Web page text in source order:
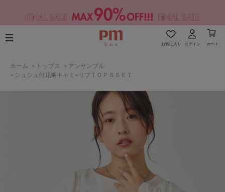
お気に入り ログイン カート
ホーム > トップス > アンサンブル
> シュシュ付花柄キャミ×リブＴＯＰＳＳＥＴ